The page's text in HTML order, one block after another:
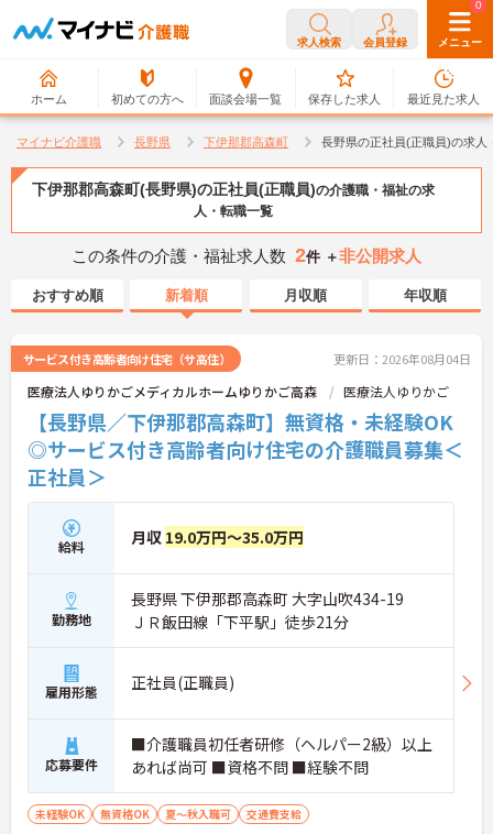
求人検索 会員登録 メニュー
ホーム 初めての方へ 面談会場一覧
0
保存した求人
0
最近見た求人
マイナビ介護職 長野県 下伊那郡高森町 長野県の正社員(正職員)の求人
下伊那郡高森町(長野県)の正社員(正職員)の介護職・福祉の求
人・転職一覧
この条件の介護・福祉求人数 2件 ＋非公開求人
おすすめ順 新着順 月収順 年収順
サービス付き高齢者向け住宅（サ高住） 更新日：2026年08月04日
医療法人ゆりかごメディカルホームゆりかご高森 医療法人ゆりかご
【長野県／下伊那郡高森町】無資格・未経験OK
◎サービス付き高齢者向け住宅の介護職員募集＜
正社員＞
給料 月収 19.0万円～35.0万円
勤務地
長野県 下伊那郡高森町 大字山吹434-19
ＪＲ飯田線「下平駅」徒歩21分
雇用形態 正社員(正職員)
応募要件
■介護職員初任者研修（ヘルパー2級）以上
あれば尚可 ■資格不問 ■経験不問
未経験OK 無資格OK 夏～秋入職可 交通費支給